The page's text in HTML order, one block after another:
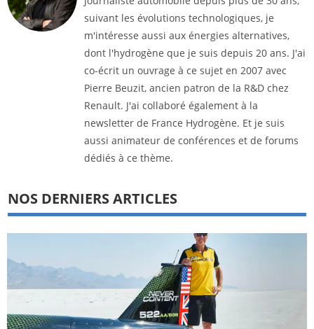
suivant les évolutions technologiques, je
m'intéresse aussi aux énergies alternatives,
dont l'hydrogène que je suis depuis 20 ans. J'ai
co-écrit un ouvrage à ce sujet en 2007 avec
Pierre Beuzit, ancien patron de la R&D chez
Renault. J'ai collaboré également à la
newsletter de France Hydrogène. Et je suis
aussi animateur de conférences et de forums
dédiés à ce thème.
NOS DERNIERS ARTICLES